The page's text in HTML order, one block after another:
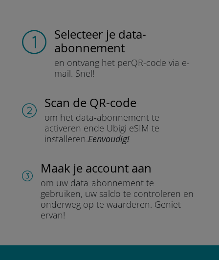
Selecteer je data-
abonnement
en ontvang het perQR-code via e-
mail. Snel!
Scan de QR-code
om het data-abonnement te
activeren ende Ubigi eSIM te
installeren.Eenvoudig!
Maak je account aan
om uw data-abonnement te
gebruiken, uw saldo te controleren en
onderweg op te waarderen. Geniet
ervan!